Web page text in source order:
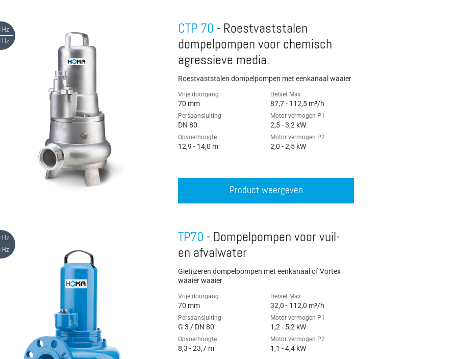
Hz
Hz
CTP 70 - Roestvaststalen
dompelpompen voor chemisch
agressieve media.
Roestvaststalen dompelpompen met eenkanaal waaier
Vrije doorgang
70 mm
Persaansluiting
DN 80
Opvoerhoogte
12,9 - 14,0 m
Debiet Max.
87,7 - 112,5 m³/h
Motor vermogen P1
2,5 - 3,2 kW
Motor vermogen P2
2,0 - 2,5 kW
Product weergeven
Hz
Hz
TP70 - Dompelpompen voor vuil-
en afvalwater
Gietijzeren dompelpompen met eenkanaal of Vortex
waaier waaier
Vrije doorgang
70 mm
Persaansluiting
G 3 / DN 80
Opvoerhoogte
8,3 - 23,7 m
Debiet Max.
32,0 - 112,0 m³/h
Motor vermogen P1
1,2 - 5,2 kW
Motor vermogen P2
1,1 - 4,4 kW